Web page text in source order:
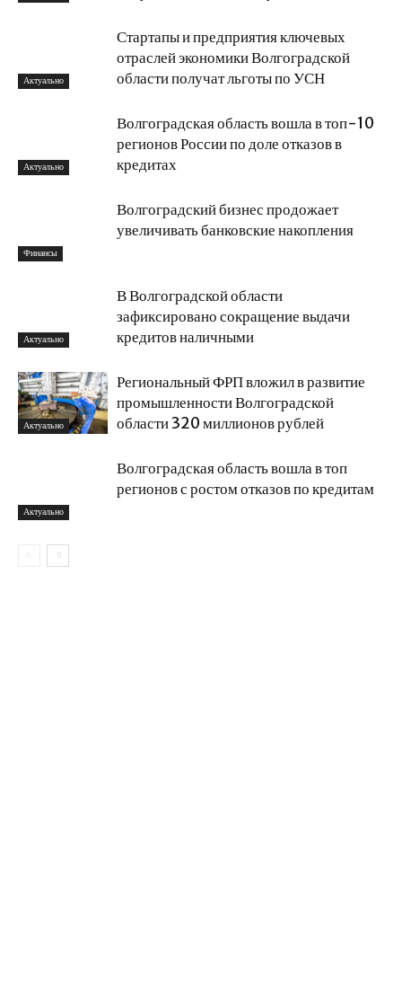
Актуально
Стартапы и предприятия ключевых
отраслей экономики Волгоградской
области получат льготы по УСН
Актуально
Волгоградская область вошла в топ-10
регионов России по доле отказов в
кредитах
Финансы
Волгоградский бизнес продожает
увеличивать банковские накопления
Актуально
В Волгоградской области
зафиксировано сокращение выдачи
кредитов наличными
Актуально
Региональный ФРП вложил в развитие
промышленности Волгоградской
области 320 миллионов рублей
Актуально
Волгоградская область вошла в топ
регионов с ростом отказов по кредитам